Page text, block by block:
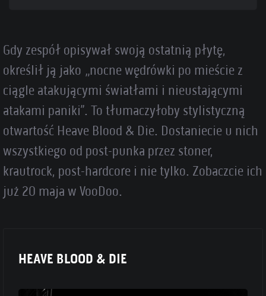
Gdy zespół opisywał swoją ostatnią płytę,
określił ją jako „nocne wędrówki po mieście z
ciągle atakującymi światłami i nieustającymi
atakami paniki”. To tłumaczyłoby stylistyczną
otwartość Heave Blood & Die. Dostaniecie u nich
wszystkiego od post-punka przez stoner,
krautrock, post-hardcore i nie tylko. Zobaczcie ich
już 20 maja w VooDoo.
HEAVE BLOOD & DIE